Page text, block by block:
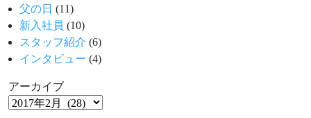
父の日 (11)
新入社員 (10)
スタッフ紹介 (6)
インタビュー (4)
アーカイブ